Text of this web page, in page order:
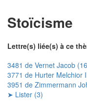
Stoïcisme
Lettre(s) liée(s) à ce
3481 de Vernet Jacob
3771 de Hurter Melchior
3951 de Zimmermann
➤ Lister (3)